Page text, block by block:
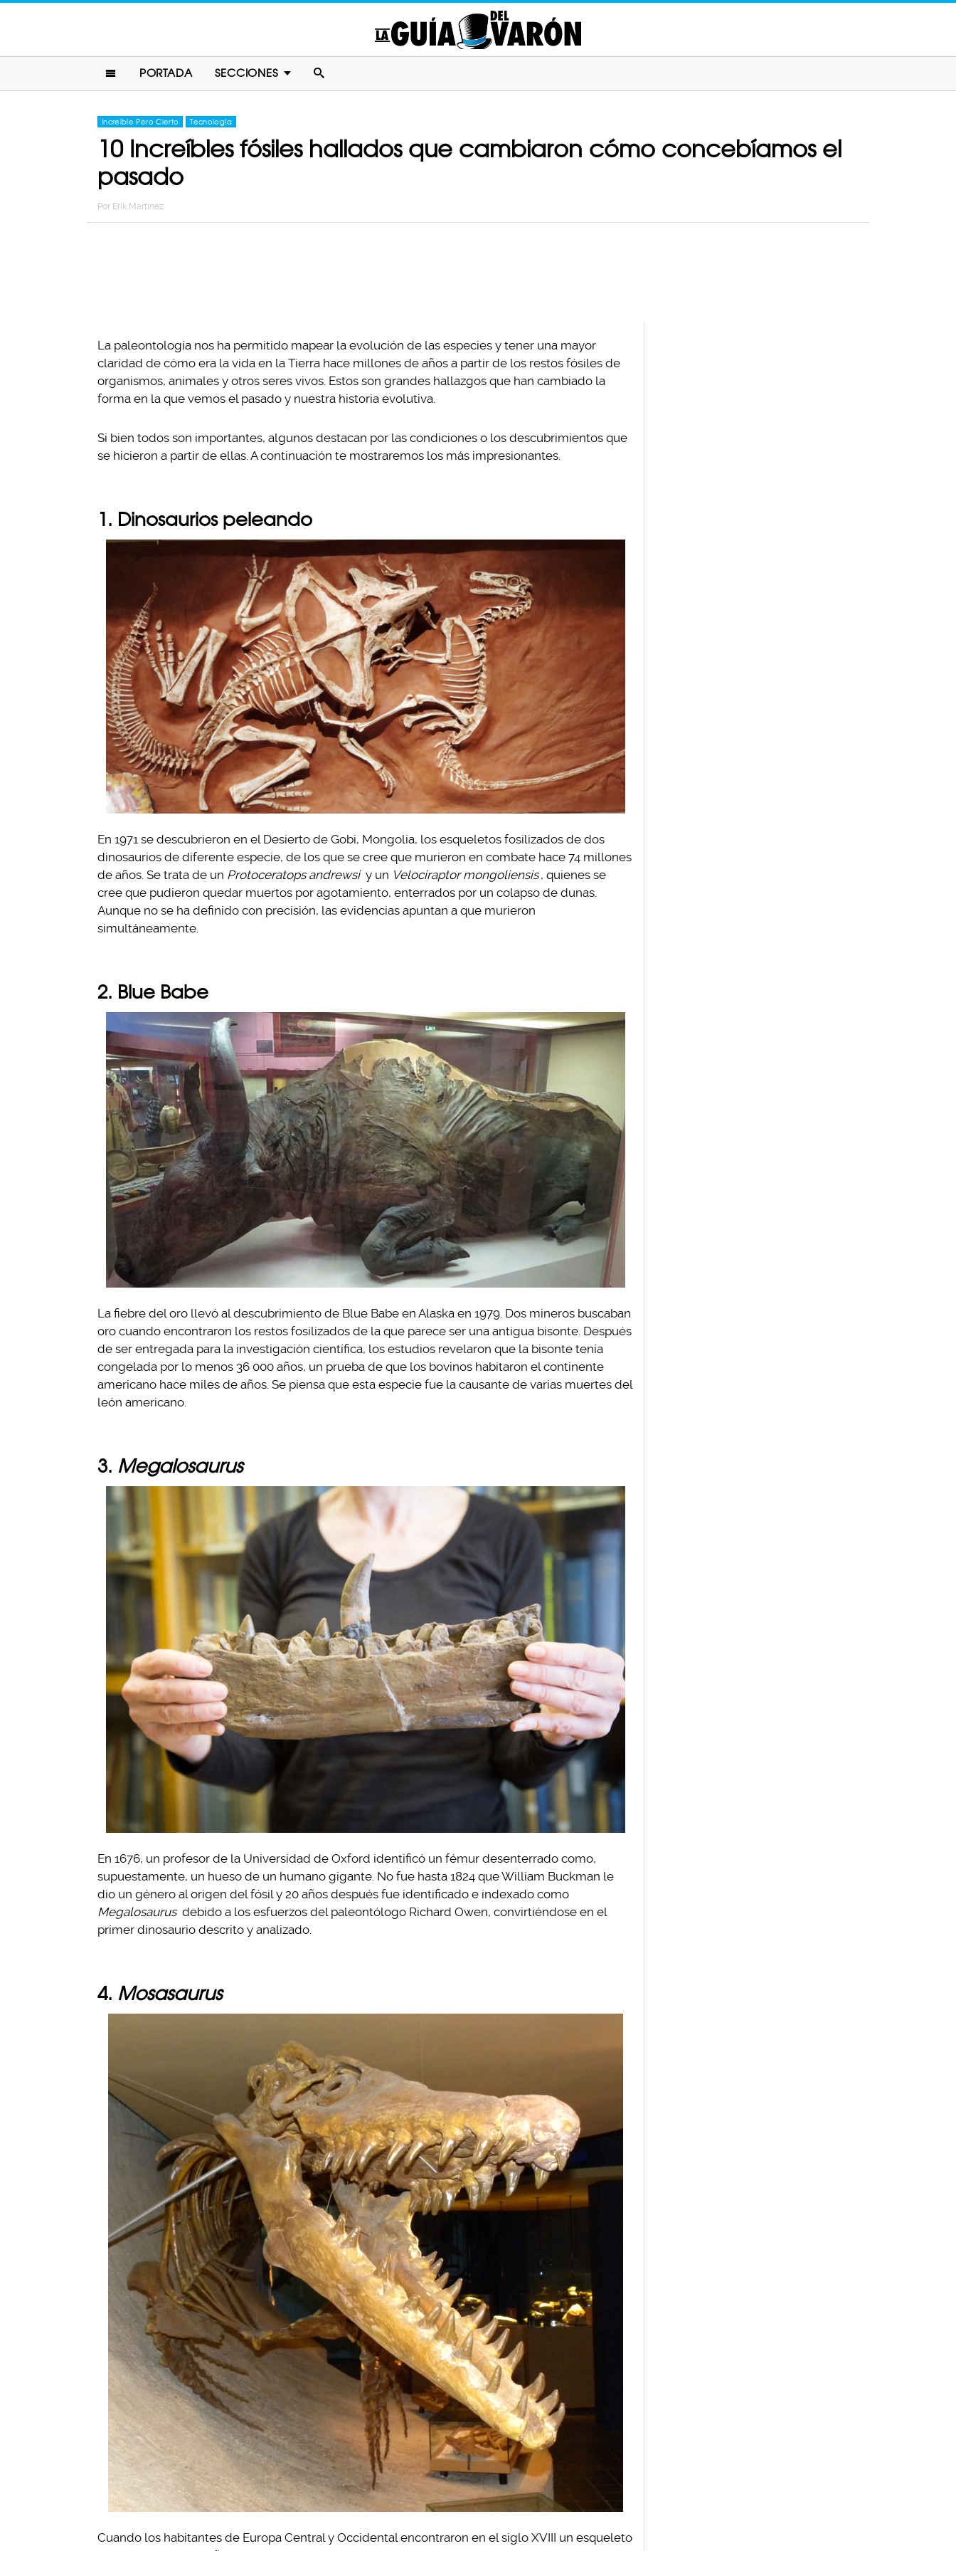
PORTADA SECCIONES
Increíble Pero Cierto Tecnología
10 Increíbles fósiles hallados que cambiaron cómo concebíamos el
pasado
Por Erik Martinez
La paleontología nos ha permitido mapear la evolución de las especies y tener una mayor
claridad de cómo era la vida en la Tierra hace millones de años a partir de los restos fósiles de
organismos, animales y otros seres vivos. Estos son grandes hallazgos que han cambiado la
forma en la que vemos el pasado y nuestra historia evolutiva.
Si bien todos son importantes, algunos destacan por las condiciones o los descubrimientos que
se hicieron a partir de ellas. A continuación te mostraremos los más impresionantes.
1. Dinosaurios peleando
En 1971 se descubrieron en el Desierto de Gobi, Mongolia, los esqueletos fosilizados de dos
dinosaurios de diferente especie, de los que se cree que murieron en combate hace 74 millones
de años. Se trata de un Protoceratops andrewsi y un Velociraptor mongoliensis , quienes se
cree que pudieron quedar muertos por agotamiento, enterrados por un colapso de dunas.
Aunque no se ha definido con precisión, las evidencias apuntan a que murieron
simultáneamente.
2. Blue Babe
La fiebre del oro llevó al descubrimiento de Blue Babe en Alaska en 1979. Dos mineros buscaban
oro cuando encontraron los restos fosilizados de la que parece ser una antigua bisonte. Después
de ser entregada para la investigación científica, los estudios revelaron que la bisonte tenía
congelada por lo menos 36 000 años, un prueba de que los bovinos habitaron el continente
americano hace miles de años. Se piensa que esta especie fue la causante de varias muertes del
león americano.
3. Megalosaurus
En 1676, un profesor de la Universidad de Oxford identificó un fémur desenterrado como,
supuestamente, un hueso de un humano gigante. No fue hasta 1824 que William Buckman le
dio un género al origen del fósil y 20 años después fue identificado e indexado como
Megalosaurus debido a los esfuerzos del paleontólogo Richard Owen, convirtiéndose en el
primer dinosaurio descrito y analizado.
4. Mosasaurus
Cuando los habitantes de Europa Central y Occidental encontraron en el siglo XVIII un esqueleto